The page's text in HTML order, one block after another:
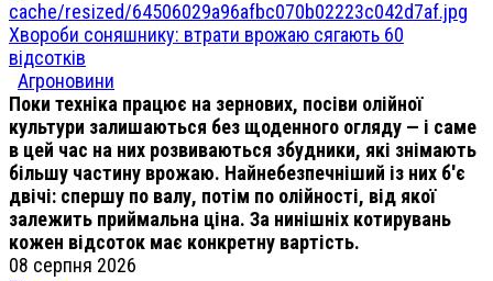
Хвороби соняшнику: втрати врожаю сягають 60
відсотків
Агроновини
Поки техніка працює на зернових, посіви олійної
культури залишаються без щоденного огляду — і саме
в цей час на них розвиваються збудники, які знімають
більшу частину врожаю. Найнебезпечніший із них б'є
двічі: спершу по валу, потім по олійності, від якої
залежить приймальна ціна. За нинішніх котирувань
кожен відсоток має конкретну вартість.
08 серпня 2026